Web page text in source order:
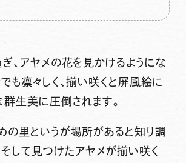
、 アヤメ の花を見かけるようにな
も凛々しく、揃い咲くと屏風絵に
生美に圧倒されます。
の里 というが場所があると知り調
して見つけたアヤメが揃い咲く